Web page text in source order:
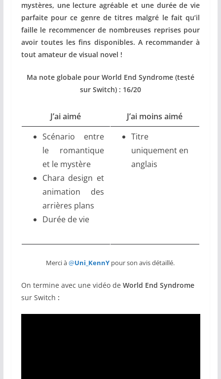
mystères, une lecture agréable et une durée de vie
parfaite pour ce genre de titres malgré le fait qu’il
faille le recommencer de nombreuses reprises pour
avoir toutes les fins disponibles. A recommander à
tout amateur de visual novel !
Ma note globale pour World End Syndrome(testé
sur Switch) : 16/20
J’ai aimé
J’ai moins aimé
Scénario entre
le romantique
et le mystère
Chara design et
animation des
arrières plans
Durée de vie
Titre
uniquement en
anglais
Merci à@Uni_KennY pour son avis détaillé.
On termine avec une vidéo de World End Syndrome
sur Switch :